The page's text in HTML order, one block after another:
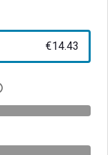
€14.43
Digitalen